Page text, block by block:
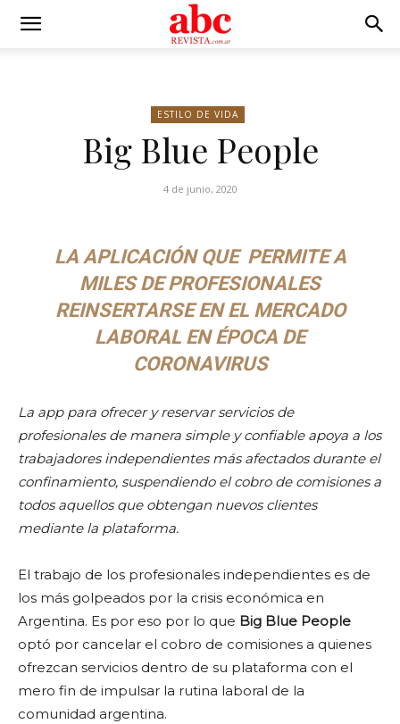
ESTILO DE VIDA
Big Blue People
4 de junio, 2020
LA APLICACIÓN QUE PERMITE A
MILES DE PROFESIONALES
REINSERTARSE EN EL MERCADO
LABORAL EN ÉPOCA DE
CORONAVIRUS
La app para ofrecer y reservar servicios de
profesionales de manera simple y confiable apoya a los
trabajadores independientes más afectados durante el
confinamiento, suspendiendo el cobro de comisiones a
todosaquellos que obtengan nuevos clientes
mediante la plataforma.
El trabajo de los profesionales independientes es de
los más golpeados por la crisis económica en
Argentina. Es por eso por lo que Big Blue People
optó por cancelar el cobro de comisiones a quienes
ofrezcan servicios dentro de su plataforma con el
mero fin de impulsar la rutina laboral de la
comunidad argentina.